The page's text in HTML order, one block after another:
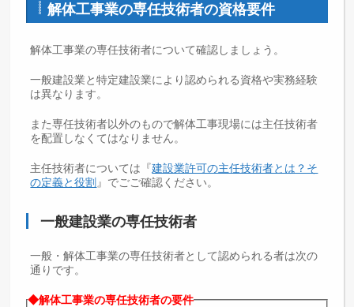
解体工事業の専任技術者の資格要件
解体工事業の専任技術者について確認しましょう。
一般建設業と特定建設業により認められる資格や実務経験
は異なります。
また専任技術者以外のもので解体工事現場には主任技術者
を配置しなくてはなりません。
主任技術者については『建設業許可の主任技術者とは？そ
の定義と役割 』でごご確認ください。
一般建設業の専任技術者
一般・解体工事業の専任技術者として認められる者は次の
通りです。
◆解体工事業の専任技術者の要件